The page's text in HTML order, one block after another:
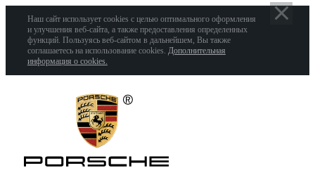
Наш сайт использует cookies с целью оптимального оформления
и улучшения веб-сайта, а также предоставления определенных
функций. Пользуясь веб-сайтом в дальнейшем, Вы также
соглашаетесь на использование cookies. Дополнительная
информация о cookies.